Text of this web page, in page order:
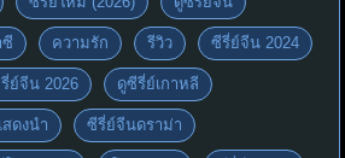
ความรัก รีวิว ซีรี่ย์จีน 2024
ย์จีน 2026 ดูซีรี่ย์เกาหลี
ดงนำ ซีรี่ย์จีนดราม่า